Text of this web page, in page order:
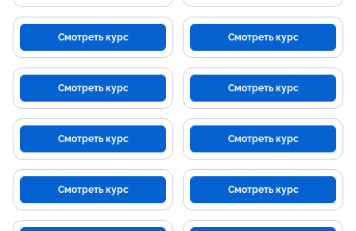
Смотреть курс Смотреть курс
Смотреть курс Смотреть курс
Смотреть курс Смотреть курс
Смотреть курс Смотреть курс